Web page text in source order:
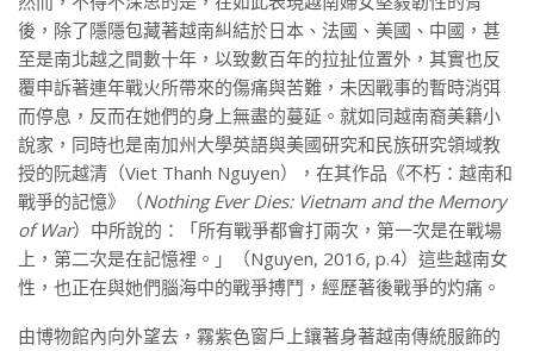
後，除了隱隱包藏著越南糾結於日本、法國、美國、中國，甚
至是南北越之間數十年，以致數百年的拉扯位置外，其實也反
覆申訴著連年戰火所帶來的傷痛與苦難，未因戰事的暫時消弭
而停息，反而在她們的身上無盡的蔓延。就如同越南裔美籍小
說家，同時也是南加州大學英語與美國研究和民族研究領域教
授的阮越清（Viet Thanh Nguyen），在其作品《不朽：越南和
戰爭的記憶》（Nothing Ever Dies: Vietnam and the Memory
of War）中所說的：「所有戰爭都會打兩次，第一次是在戰場
上，第二次是在記憶裡。」（Nguyen, 2016, p.4）這些越南女
性，也正在與她們腦海中的戰爭搏鬥，經歷著後戰爭的灼痛。
由博物館內向外望去，霧紫色窗戶上鑲著身著越南傳統服飾的